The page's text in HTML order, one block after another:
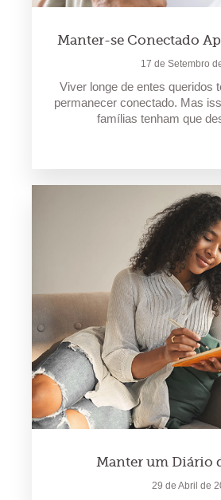
Manter-se Conectado
17 de Setembro
Viver longe de entes queridos
permanecer conectado. Mas
famílias tenham que
Manter um Diário
29 de Abril de